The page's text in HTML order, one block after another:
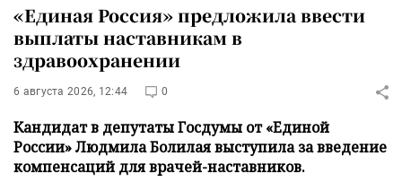
«Единая Россия» предложила ввести
выплаты наставникам в
здравоохранении
6 августа 2026, 12:44 0
Кандидат в депутаты Госдумы от «Единой
России» Людмила Болилая выступила за введение
компенсаций для врачей-наставников.